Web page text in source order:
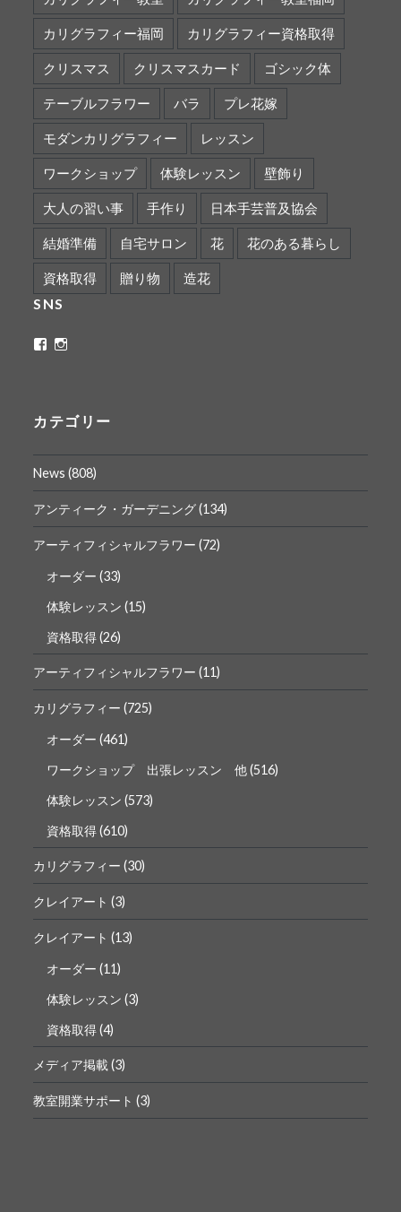
カリグラフィー福岡 カリグラフィー資格取得
クリスマス クリスマスカード ゴシック体
テーブルフラワー バラ プレ花嫁
モダンカリグラフィー レッスン
ワークショップ 体験レッスン 壁飾り
大人の習い事 手作り 日本手芸普及協会
結婚準備 自宅サロン 花 花のある暮らし
資格取得 贈り物 造花
SNS
ritaflower.calligraphy
ロ
フ
ー
ル
を
Facebook
で
表
示
ロ
フ
ー
ル
を
Instagram
で
表
示
カテゴリー
News (808)
アンティーク・ガーデニング(134)
アーティフィシャルフラワー (72)
オーダー (33)
体験レッスン (15)
資格取得(26)
アーティフィシャルフラワー (11)
カリグラフィー (725)
オーダー (461)
ワークショップ 出張レッスン 他(516)
体験レッスン (573)
資格取得(610)
カリグラフィー (30)
クレイアート (3)
クレイアート (13)
オーダー (11)
体験レッスン (3)
資格取得(4)
メディア掲載 (3)
教室開業サポート (3)